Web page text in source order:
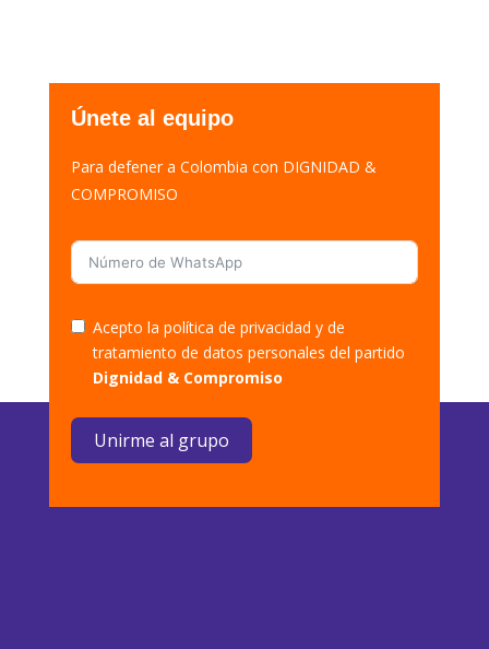
Únete al equipo
Para defener a Colombia con DIGNIDAD &
COMPROMISO
Acepto la política de privacidad y de
tratamiento de datos personales del partido
Dignidad & Compromiso
Unirme al grupo